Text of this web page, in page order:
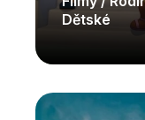
Dětské